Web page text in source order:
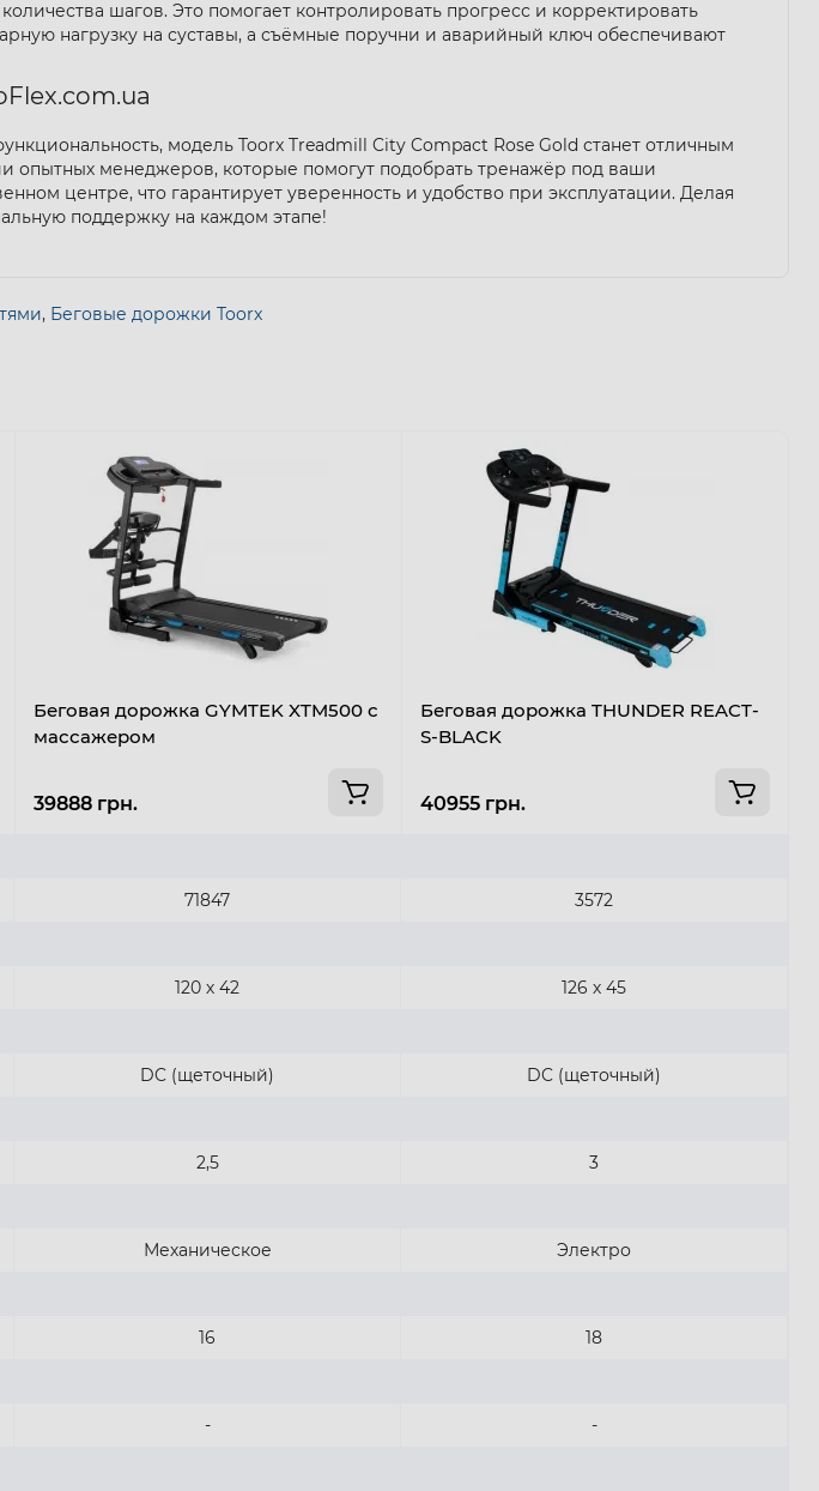
шагов. Это помогает контролировать прогресс и корректировать
нагрузку на суставы, а съёмные поручни и аварийный ключ обеспечивают
модель Toorx Treadmill City Compact Rose Gold станет отличным
опытных менеджеров, которые помогут подобрать тренажёр под ваши
центре, что гарантирует уверенность и удобство при эксплуатации. Делая
поддержку на каждом этапе!
, Беговые дорожки Toorx
Беговая дорожка GYMTEK XTM500 с
массажером
39888 грн.
71847
120 х 42
DC (щеточный)
2,5
Механическое
16
-
Беговая дорожка THUNDER REACT-
S-BLACK
40955 грн.
3572
126 х 45
DC (щеточный)
3
Электро
18
-